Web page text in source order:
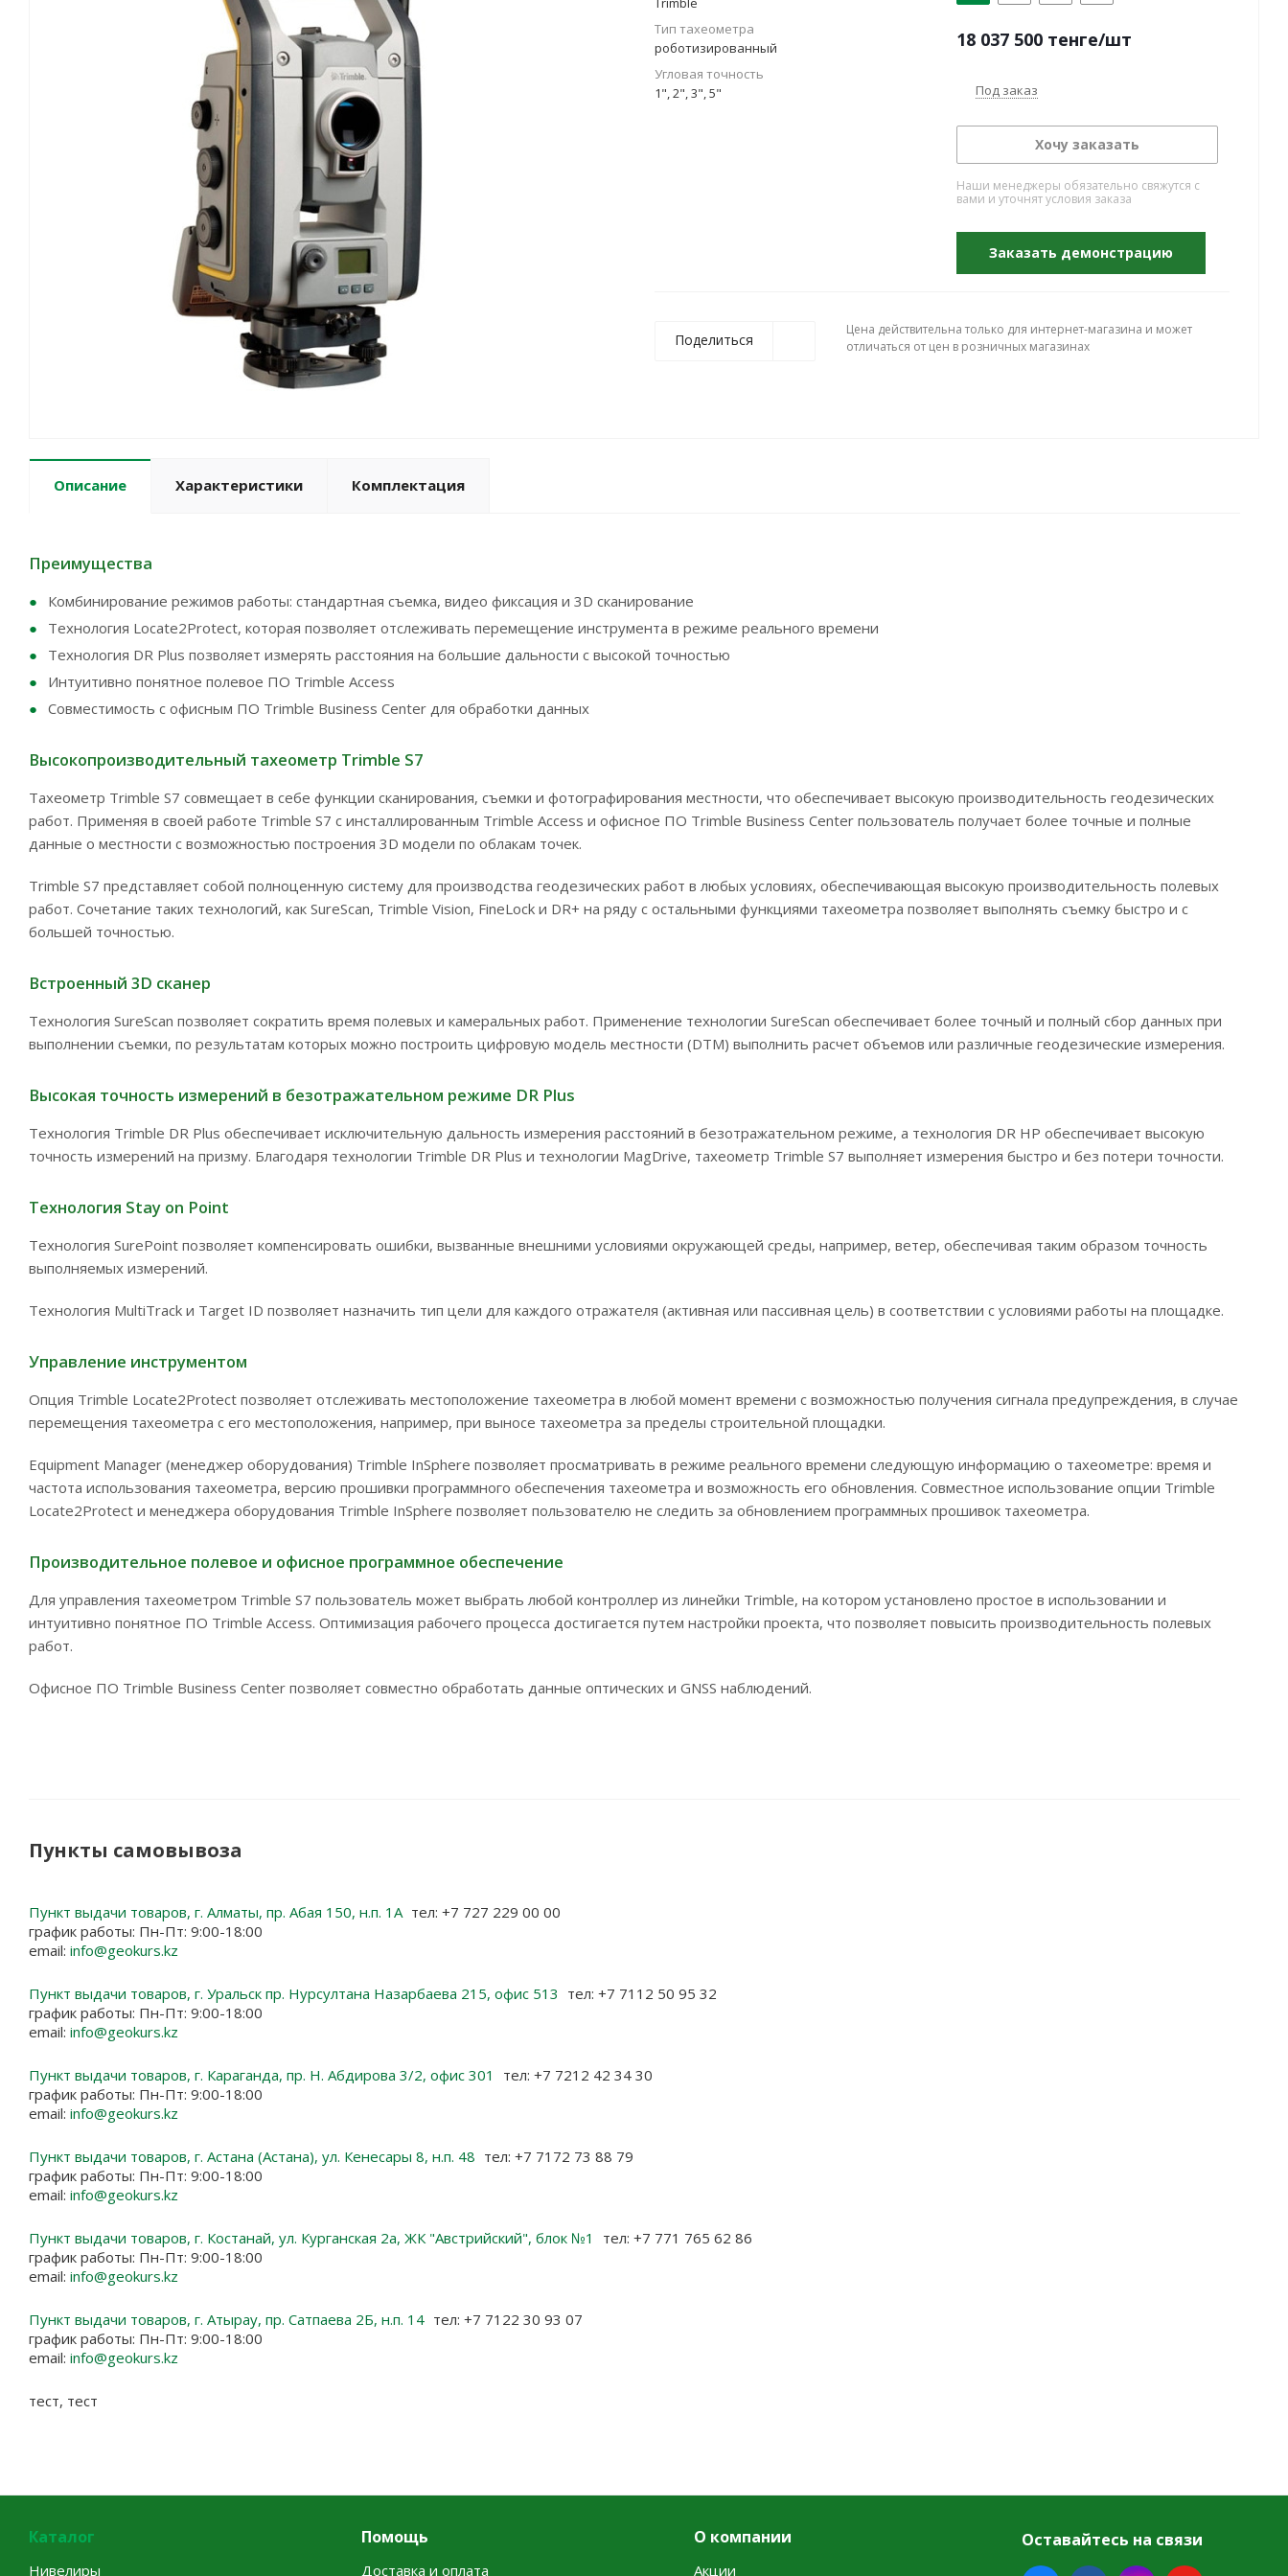
Тип тахеометра
роботизированный
Угловая точность
1", 2", 3", 5"
18 037 500 тенге/шт
Под заказ
Хочу заказать
Наши менеджеры обязательно свяжутся с
вами и уточнят условия заказа
Заказать демонстрацию
Поделиться
Цена действительна только для интернет-магазина и может
отличаться от цен в розничных магазинах
Описание Характеристики Комплектация
Преимущества
Комбинирование режимов работы: стандартная съемка, видео фиксация и 3D сканирование
Технология Locate2Protect, которая позволяет отслеживать перемещение инструмента в режиме реального времени
Технология DR Plus позволяет измерять расстояния на большие дальности с высокой точностью
Интуитивно понятное полевое ПО Trimble Access
Совместимость с офисным ПО Trimble Business Center для обработки данных
Высокопроизводительный тахеометр Trimble S7
Тахеометр Trimble S7 совмещает в себе функции сканирования, съемки и фотографирования местности, что обеспечивает высокую производительность геодезических
работ. Применяя в своей работе Trimble S7 с инсталлированным Trimble Access и офисное ПО Trimble Business Center пользователь получает более точные и полные
данные о местности с возможностью построения 3D модели по облакам точек.
Trimble S7 представляет собой полноценную систему для производства геодезических работ в любых условиях, обеспечивающая высокую производительность полевых
работ. Сочетание таких технологий, как SureScan, Trimble Vision, FineLock и DR+ на ряду с остальными функциями тахеометра позволяет выполнять съемку быстро и с
большей точностью.
Встроенный 3D сканер
Технология SureScan позволяет сократить время полевых и камеральных работ. Применение технологии SureScan обеспечивает более точный и полный сбор данных при
выполнении съемки, по результатам которых можно построить цифровую модель местности (DTM) выполнить расчет объемов или различные геодезические измерения.
Высокая точность измерений в безотражательном режиме DR Plus
Технология Trimble DR Plus обеспечивает исключительную дальность измерения расстояний в безотражательном режиме, а технология DR HP обеспечивает высокую
точность измерений на призму. Благодаря технологии Trimble DR Plus и технологии MagDrive, тахеометр Trimble S7 выполняет измерения быстро и без потери точности.
Технология Stay on Point
Технология SurePoint позволяет компенсировать ошибки, вызванные внешними условиями окружающей среды, например, ветер, обеспечивая таким образом точность
выполняемых измерений.
Технология MultiTrack и Target ID позволяет назначить тип цели для каждого отражателя (активная или пассивная цель) в соответствии с условиями работы на площадке.
Управление инструментом
Опция Trimble Locate2Protect позволяет отслеживать местоположение тахеометра в любой момент времени с возможностью получения сигнала предупреждения, в случае
перемещения тахеометра с его местоположения, например, при выносе тахеометра за пределы строительной площадки.
Equipment Manager (менеджер оборудования) Trimble InSphere позволяет просматривать в режиме реального времени следующую информацию о тахеометре: время и
частота использования тахеометра, версию прошивки программного обеспечения тахеометра и возможность его обновления. Совместное использование опции Trimble
Locate2Protect и менеджера оборудования Trimble InSphere позволяет пользователю не следить за обновлением программных прошивок тахеометра.
Производительное полевое и офисное программное обеспечение
Для управления тахеометром Trimble S7 пользователь может выбрать любой контроллер из линейки Trimble, на котором установлено простое в использовании и
интуитивно понятное ПО Trimble Access. Оптимизация рабочего процесса достигается путем настройки проекта, что позволяет повысить производительность полевых
работ.
Офисное ПО Trimble Business Center позволяет совместно обработать данные оптических и GNSS наблюдений.
Пункты самовывоза
Пункт выдачи товаров, г. Алматы, пр. Абая 150, н.п. 1А тел: +7 727 229 00 00
график работы: Пн-Пт: 9:00-18:00
email: info@geokurs.kz
Пункт выдачи товаров, г. Уральск пр. Нурсултана Назарбаева 215, офис 513 тел: +7 7112 50 95 32
график работы: Пн-Пт: 9:00-18:00
email: info@geokurs.kz
Пункт выдачи товаров, г. Караганда, пр. Н. Абдирова 3/2, офис 301
тел: +7 7212 42 34 30
график работы: Пн-Пт: 9:00-18:00
email: info@geokurs.kz
Пункт выдачи товаров, г. Астана (Астана), ул. Кенесары 8, н.п. 48 тел: +7 7172 73 88 79
график работы: Пн-Пт: 9:00-18:00
email: info@geokurs.kz
Пункт выдачи товаров, г. Костанай, ул. Курганская 2а, ЖК "Австрийский", блок №1
тел: +7 771 765 62 86
график работы: Пн-Пт: 9:00-18:00
email: info@geokurs.kz
Пункт выдачи товаров, г. Атырау, пр. Сатпаева 2Б, н.п. 14 тел: +7 7122 30 93 07
график работы: Пн-Пт: 9:00-18:00
email: info@geokurs.kz
тест, тест
Каталог
Нивелиры
Помощь
Доставка и оплата
О компании
Акции
Оставайтесь на связи